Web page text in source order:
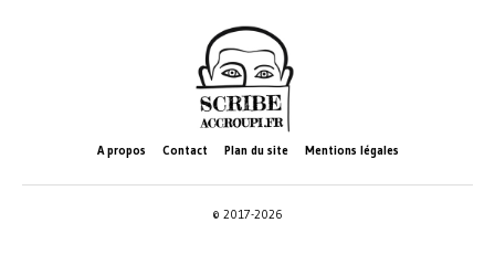
A propos Contact Plan du site Mentions légales
© 2017-2026